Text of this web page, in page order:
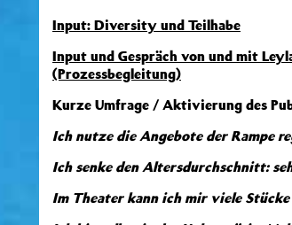
Input: Diversity und Teilhabe
Input und Gespräch von und mit
(Prozessbegleitung)
Kurze Umfrage / Aktivierung des
Ich nutze die Angebote der Rampe
Ich senke den Altersdurchschnitt:
Im Theater kann ich mir viele